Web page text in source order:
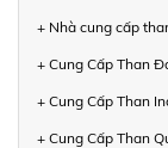
+ Nhà cung cấp
+ Cung Cấp Than
+ Cung Cấp Than
+ Cung Cấp Than